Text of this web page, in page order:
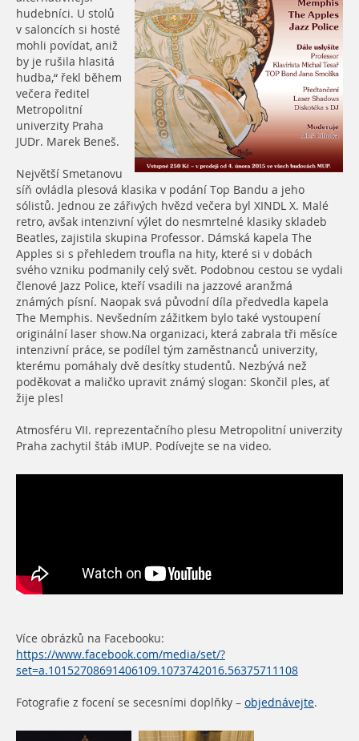
hudebníci. U stolů
v saloncích si hosté
mohli povídat, aniž
by je rušila hlasitá
hudba,“ řekl během
večera ředitel
Metropolitní
univerzity Praha
JUDr. Marek Beneš.
Největší Smetanovu
síň ovládla plesová klasika v podání Top Bandu a jeho
sólistů. Jednou ze zářivých hvězd večera byl XINDL X. Malé
retro, avšak intenzivní výlet do nesmrtelné klasiky skladeb
Beatles, zajistila skupina Professor. Dámská kapela The
Apples si s přehledem troufla na hity, které si v dobách
svého vzniku podmanily celý svět. Podobnou cestou se vydali
členové Jazz Police, kteří vsadili na jazzové aranžmá
známých písní. Naopak svá původní díla předvedla kapela
The Memphis. Nevšedním zážitkem bylo také vystoupení
originální laser show.Na organizaci, která zabrala tři měsíce
intenzivní práce, se podílel tým zaměstnanců univerzity,
kterému pomáhaly dvě desítky studentů. Nezbývá než
poděkovat a maličko upravit známý slogan: Skončil ples, ať
žije ples!
Atmosféru VII. reprezentačního plesu Metropolitní univerzity
Praha zachytil štáb iMUP. Podívejte se na video.
Více obrázků na Facebooku:
https://www.facebook.com/media/set/?
set=a.10152708691406109.1073742016.56375711108
Fotografie z focení se secesními doplňky – objednávejte.